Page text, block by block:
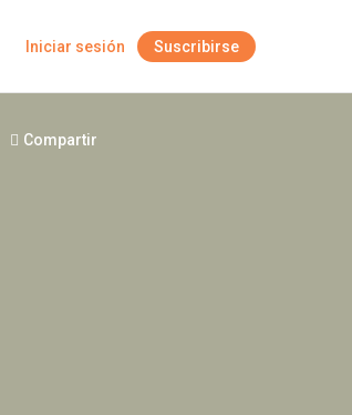
Iniciar sesión Suscribirse
Compartir